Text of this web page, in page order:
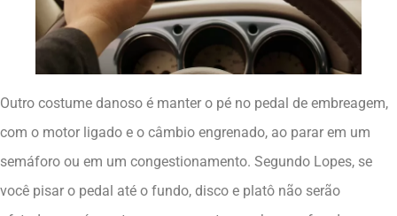
Outro costume danoso é manter o pé no pedal de embreagem,
com o motor ligado e o câmbio engrenado, ao parar em um
semáforo ou em um congestionamento. Segundo Lopes, se
você pisar o pedal até o fundo, disco e platô não serão